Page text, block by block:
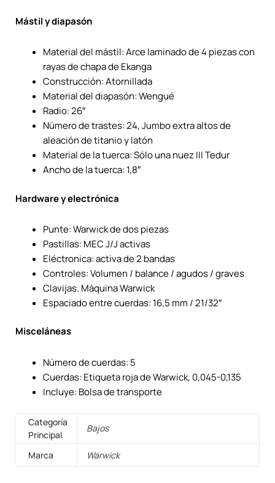
Mástil y diapasón
Material del mástil: Arce laminado de 4 piezas con
rayas de chapa de Ekanga
Construcción: Atornillada
Material del diapasón: Wengué
Radio: 26″
Número de trastes: 24, Jumbo extra altos de
aleación de titanio y latón
Material de la tuerca: Sólo una nuez III Tedur
Ancho de la tuerca: 1,8″
Hardware y electrónica
Punte: Warwick de dos piezas
Pastillas: MEC J/J activas
Eléctronica: activa de 2 bandas
Controles: Volumen / balance / agudos / graves
Clavijas. Máquina Warwick
Espaciado entre cuerdas: 16,5 mm / 21/32″
Misceláneas
Número de cuerdas: 5
Cuerdas: Etiqueta roja de Warwick, 0,045-0,135
Incluye: Bolsa de transporte
Categoría
Principal
Bajos
Marca Warwick